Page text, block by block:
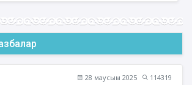
28 маусым 2025
114319